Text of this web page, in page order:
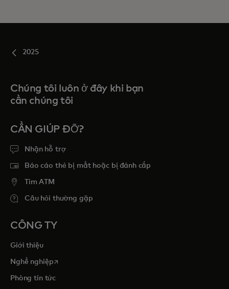
2025
Chúng tôi luôn ở đây khi bạn
cần chúng tôi
CẦN GIÚP ĐỠ?
Nhận hỗ trợ
Báo cáo thẻ bị mất hoặc bị đánh cắp
Tim ATM
Câu hỏi thường gặp
CÔNG TY
Giới thiệu
Nghề nghiệpopens in a new tab
Phòng tin tức